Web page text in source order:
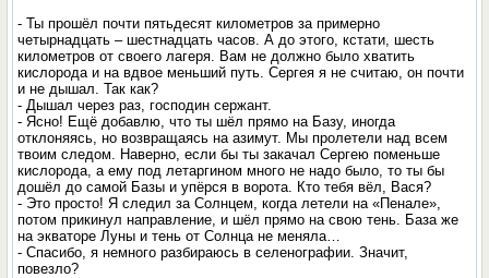
- Ты прошёл почти пятьдесят километров за примерно
четырнадцать – шестнадцать часов. А до этого, кстати, шесть
километров от своего лагеря. Вам не должно было хватить
кислорода и на вдвое меньший путь. Сергея я не считаю, он почти
и не дышал. Так как?
- Дышал через раз, господин сержант.
- Ясно! Ещё добавлю, что ты шёл прямо на Базу, иногда
отклоняясь, но возвращаясь на азимут. Мы пролетели над всем
твоим следом. Наверно, если бы ты закачал Сергею поменьше
кислорода, а ему под летаргином много не надо было, то ты бы
дошёл до самой Базы и упёрся в ворота. Кто тебя вёл, Вася?
- Это просто! Я следил за Солнцем, когда летели на «Пенале»,
потом прикинул направление, и шёл прямо на свою тень. База же
на экваторе Луны и тень от Солнца не меняла…
- Спасибо, я немного разбираюсь в селенографии. Значит,
повезло?